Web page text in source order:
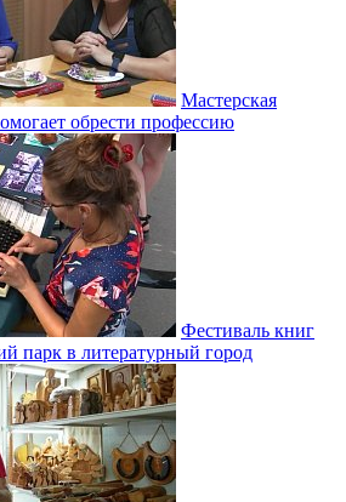
Мастерская
обрести профессию
Фестиваль книг
парк в литературный город